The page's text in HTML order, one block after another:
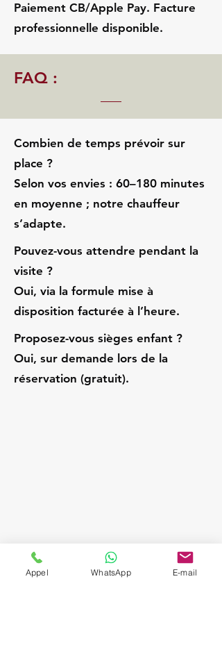
Paiement CB/Apple Pay. Facture
professionnelle disponible.
FAQ :
Combien de temps prévoir sur
place ?
Selon vos envies : 60–180 minutes
en moyenne ; notre chauffeur
s’adapte.
Pouvez-vous attendre pendant la
visite ?
Oui, via la formule mise à
disposition facturée à l’heure.
Proposez-vous sièges enfant ?
Oui, sur demande lors de la
réservation (gratuit).
Appel WhatsApp E-mail